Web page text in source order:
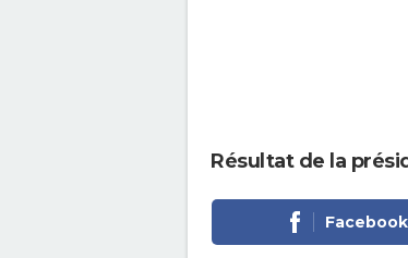
Résultat de la
Facebook